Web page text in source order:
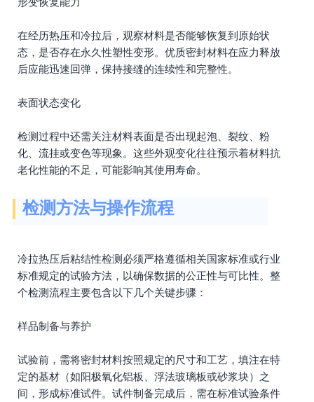
在经历热压和冷拉后，观察材料是否能够恢复到原始状
态，是否存在永久性塑性变形。优质密封材料在应力释放
后应能迅速回弹，保持接缝的连续性和完整性。
表面状态变化
检测过程中还需关注材料表面是否出现起泡、裂纹、粉
化、流挂或变色等现象。这些外观变化往往预示着材料抗
老化性能的不足，可能影响其使用寿命。
检测方法与操作流程
冷拉热压后粘结性检测必须严格遵循相关国家标准或行业
标准规定的试验方法，以确保数据的公正性与可比性。整
个检测流程主要包含以下几个关键步骤：
样品制备与养护
试验前，需将密封材料按照规定的尺寸和工艺，填注在特
定的基材（如阳极氧化铝板、浮法玻璃板或砂浆块）之
间，形成标准试件。试件制备完成后，需在标准试验条件